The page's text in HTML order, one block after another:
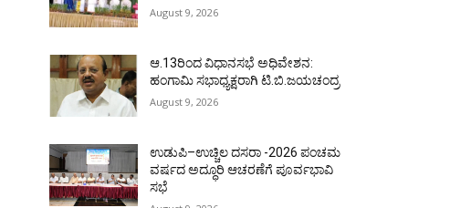
August 9, 2026
ಆ.13ರಿಂದ ವಿಧಾನಸಭೆ ಅಧಿವೇಶನ:
ಹಂಗಾಮಿ ಸಭಾಧ್ಯಕ್ಷರಾಗಿ ಟಿ.ಬಿ.ಜಯಚಂದ್ರ
August 9, 2026
ಉಡುಪಿ–ಉಚ್ಚಿಲ ದಸರಾ -2026 ಪಂಚಮ
ವರ್ಷದ ಅದ್ಧೂರಿ ಆಚರಣೆಗೆ ಪೂರ್ವಭಾವಿ
ಸಭೆ